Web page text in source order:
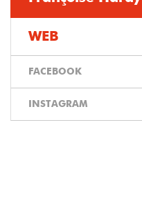
WEB
FACEBOOK
INSTAGRAM